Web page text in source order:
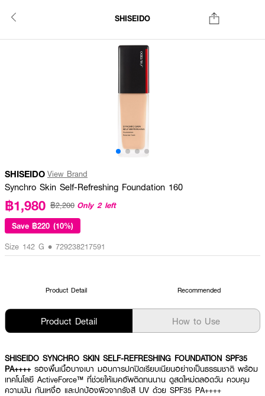
SHISEIDO
SHISEIDO View Brand
Synchro Skin Self-Refreshing Foundation 160
฿1,980 ฿2,200 Only 2 left
Save ฿220 (10%)
Size 142 G • 729238217591
Product Detail Recommended
Product Detail How to Use
SHISEIDO SYNCHRO SKIN SELF-REFRESHING FOUNDATION SPF35
PA++++ รองพื้นเนื้อบางเบา มอบการปกปิดเรียบเนียนอย่างเป็นธรรมชาติ พร้อม
เทคโนโลยี ActiveForce™ ที่ช่วยให้เมคอัพติดทนนาน ดูสดใหม่ตลอดวัน ควบคุม
ความมัน กันเหงื่อ และปกป้องผิวจากรังสี UV ด้วย SPF35 PA++++